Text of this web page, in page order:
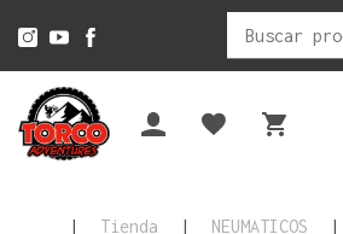
Buscar
por:
| Tienda | NEUMATICOS |